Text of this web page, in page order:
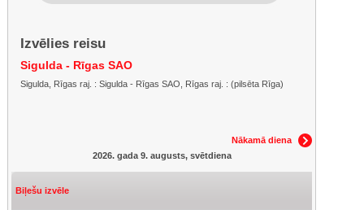
Izvēlies reisu
Sigulda - Rīgas SAO
Sigulda, Rīgas raj. : Sigulda - Rīgas SAO, Rīgas raj. : (pilsēta Rīga)
Nākamā diena
2026. gada 9. augusts, svētdiena
Biļešu izvēle